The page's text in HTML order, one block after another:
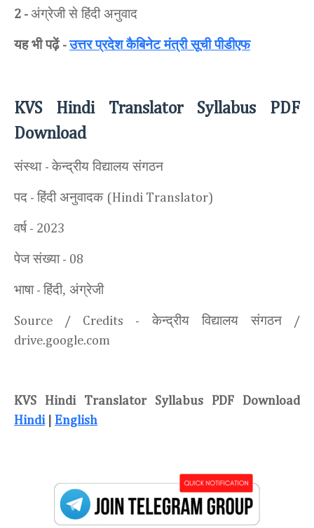
2 - अंग्रेजी से हिंदी अनुवाद
यह भी पढ़ें -उत्तर प्रदेश कैबिनेट मंत्री सूची पीडीएफ
KVS Hindi Translator Syllabus PDF
Download
संस्था - केन्द्रीय विद्यालय संगठन
पद - हिंदी अनुवादक (Hindi Translator)
वर्ष- 2023
पेज संख्या- 08
भाषा - हिंदी, अंग्रेजी
Source / Credits - केन्द्रीय विद्यालय संगठन
/
drive.google.com
KVS Hindi Translator Syllabus PDF Download
Hindi| English